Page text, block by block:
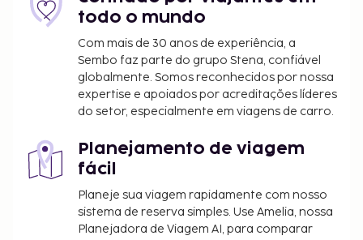
7 noites. As crianças com menos de 16 anos
estão isentas deste imposto.
Incluímos todas as taxas que o alojamento nos
comunicou.
Estadia de animais de estimação: 5 EUR por
Os animais de serviço estão isentos de taxas
Aplica-se uma taxa de check-in tardio para
chegadas entre a(s) 12:30 e a(s) 16:00
Taxa de limpeza: 15 EUR a cada 7 dias
todo o mundo
Com mais de 30 anos de experiência, a
Sembo faz parte do grupo Stena, confiável
globalmente. Somos reconhecidos por nossa
expertise e apoiados por acreditações líderes
do setor, especialmente em viagens de carro.
Planejamento de viagem
fácil
Planeje sua viagem rapidamente com nosso
sistema de reserva simples. Use Amelia, nossa
Planejadora de Viagem AI, para comparar